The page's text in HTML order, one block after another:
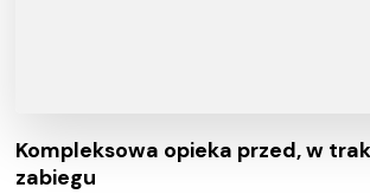
Kompleksowa opieka przed, w
zabiegu